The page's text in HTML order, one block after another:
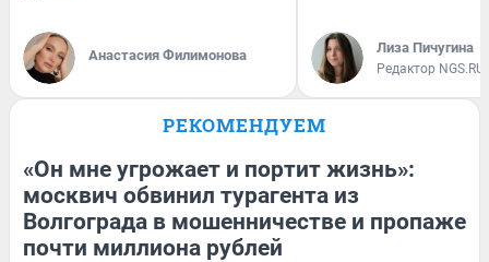
Анастасия Филимонова Лиза Пичугина
Редактор NGS.RU
РЕКОМЕНДУЕМ
«Он мне угрожает и портит жизнь»:
москвич обвинил турагента из
Волгограда в мошенничестве и пропаже
почти миллиона рублей